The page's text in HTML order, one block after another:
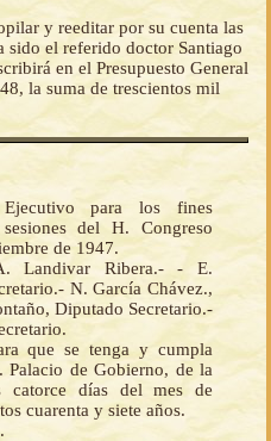
y reeditar por su cuenta las
sido el referido doctor Santiago
en el Presupuesto General
la suma de trescientos mil
para los fines
del H. Congreso
de 1947.
Landivar Ribera.- - E.
N. García Chávez.,
Diputado Secretario.-
que se tenga y cumpla
de Gobierno, de la
días del mes de
cuarenta y siete años.